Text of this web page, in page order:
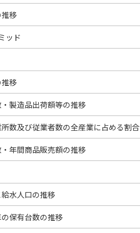
移
ッド
移
製造品出荷額等の推移
数及び従業者数の全産業に占める割合
年間商品販売額の推移
給水人口の推移
保有台数の推移